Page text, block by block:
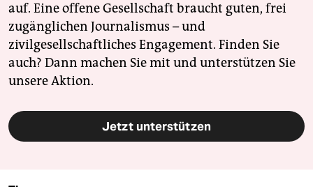
auf. Eine offene Gesellschaft braucht guten, frei
zugänglichen Journalismus – und
zivilgesellschaftliches Engagement. Finden Sie
auch? Dann machen Sie mit und unterstützen Sie
unsere Aktion.
Jetzt unterstützen